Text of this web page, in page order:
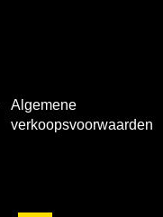
Algemene
verkoopsvoorwaarden